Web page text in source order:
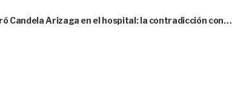
Candela Arizaga en el hospital: la contradicción con…